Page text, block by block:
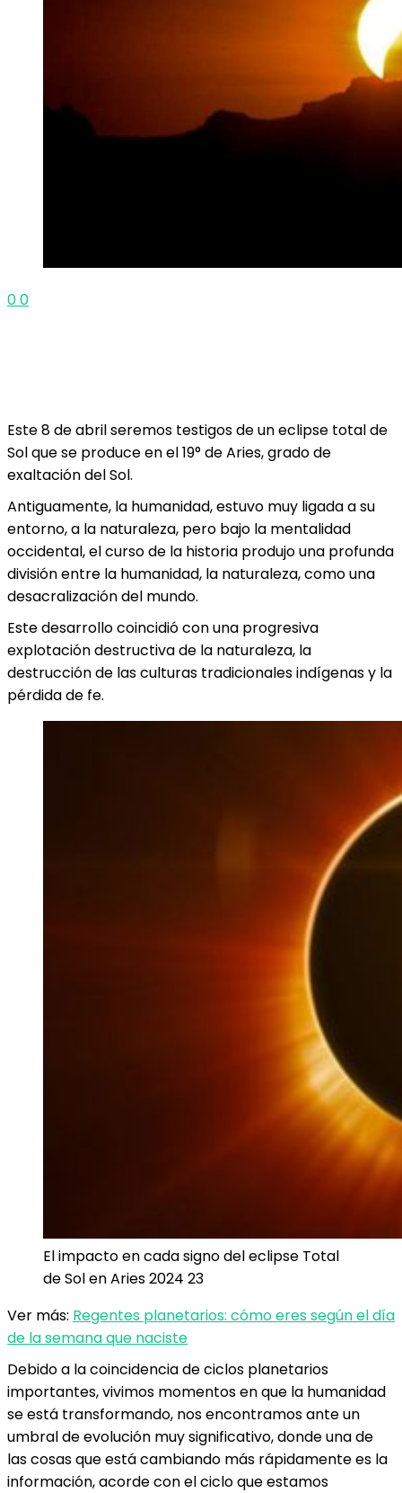
00
Este 8 de abril seremos testigos de un eclipse total de
Sol que se produce en el 19° de Aries, grado de
exaltación del Sol.
Antiguamente, la humanidad, estuvo muy ligada a su
entorno, a la naturaleza, pero bajo la mentalidad
occidental, el curso de la historia produjo una profunda
división entre la humanidad, la naturaleza, como una
desacralización del mundo.
Este desarrollo coincidió con una progresiva
explotación destructiva de la naturaleza, la
destrucción de las culturas tradicionales indígenas y la
pérdida de fe.
El impacto en cada signo del eclipse Total
de Sol en Aries 2024 23
Ver más: Regentes planetarios: cómo eres según el día
de la semana que naciste
Debido a la coincidencia de ciclos planetarios
importantes, vivimos momentos en que la humanidad
se está transformando, nos encontramos ante un
umbral de evolución muy significativo, donde una de
las cosas que está cambiando más rápidamente es la
información, acorde con el ciclo que estamos